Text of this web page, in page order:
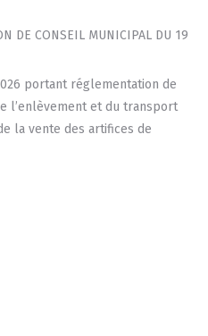
DE CONSEIL MUNICIPAL DU 19
portant réglementation de
l’enlèvement et du transport
la vente des artifices de